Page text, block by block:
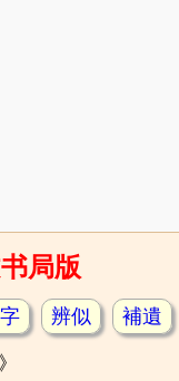
局版
辨似 補遺
》